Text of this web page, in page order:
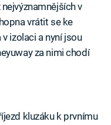
v
vrátit se ke
izolaci a nyní jsou
za nimi chodí
kluzáku k prvnímu